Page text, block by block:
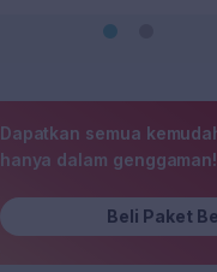
Dapatkan semua
hanya dalam genggaman!
Beli Paket